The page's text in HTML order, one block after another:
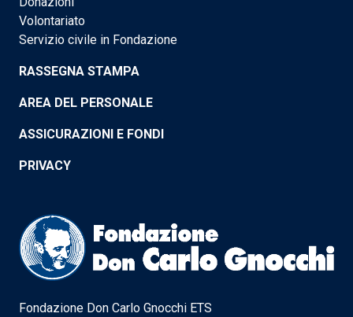
Volontariato
Servizio civile in Fondazione
RASSEGNA STAMPA
AREA DEL PERSONALE
ASSICURAZIONI E FONDI
PRIVACY
Fondazione Don Carlo Gnocchi ETS